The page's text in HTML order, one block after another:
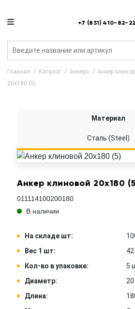
+7 (831) 410-82-22
Главная Каталог Анкера Анкер
20x180 (5)
Анкер клиновой 20x180
011114100200180
В наличии
На складе шт:
Вес 1 шт:
Кол-во в упаковке:
5
Диаметр:
Длина:
Материал
Сталь (Steel)